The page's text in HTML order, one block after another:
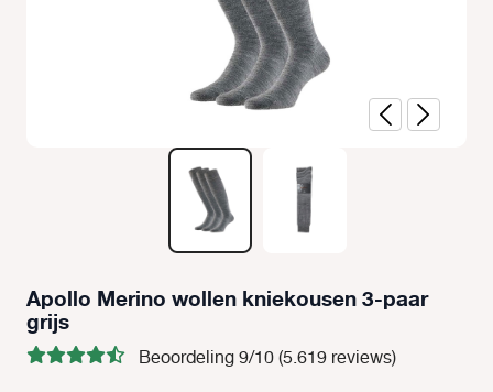
Apollo Merino wollen kniekousen 3-paar
grijs
Beoordeling 9/10 (5.619 reviews)